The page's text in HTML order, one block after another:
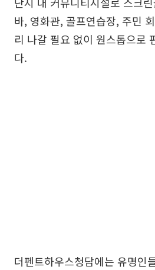
바, 영화관, 골프연습장, 주민
리 나갈 필요 없이 원스톱으로
다.
더펜트하우스청담에는 유명인